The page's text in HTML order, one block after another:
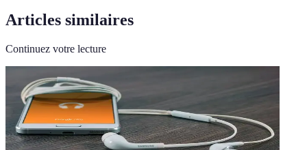
Articles similaires
Continuez votre lecture